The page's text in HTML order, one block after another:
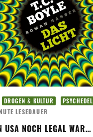
DROGEN & KULTUR
LESEDAUER
USA NOCH LEGAL WAR…